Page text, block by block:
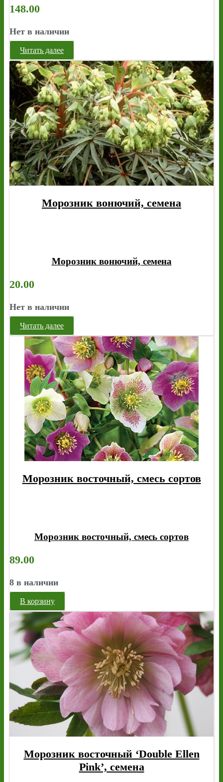
148.00
Нет в наличии
Читать далее
Морозник вонючий, семена
Морозник вонючий, семена
20.00
Нет в наличии
Читать далее
Морозник восточный, смесь сортов
Морозник восточный, смесь сортов
89.00
8 в наличии
В корзину
Морозник восточный ‘Double Ellen
Pink’, семена